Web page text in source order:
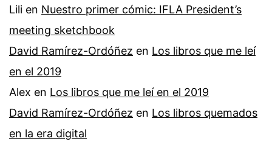
Lili en Nuestro primer cómic: IFLA President’s
meeting sketchbook
David Ramírez-Ordóñez en Los libros que me leí
en el 2019
Alex en Los libros que me leí en el 2019
David Ramírez-Ordóñez en Los libros quemados
en la era digital